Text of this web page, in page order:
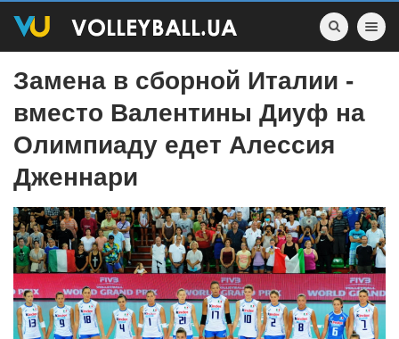
Toggle
Замена в сборной Италии -
вместо Валентины Диуф на
Олимпиаду едет Алессия
Дженнари